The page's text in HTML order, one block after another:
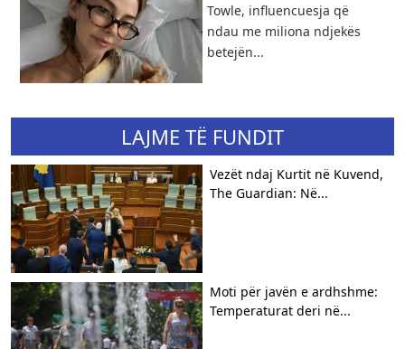
Towle, influencuesja që
ndau me miliona ndjekës
betejën...
LAJME TË FUNDIT
Vezët ndaj Kurtit në Kuvend,
The Guardian: Në...
Moti për javën e ardhshme:
Temperaturat deri në...